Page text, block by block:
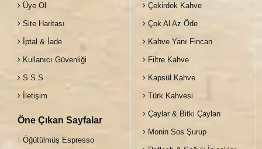
Üye Ol
Site Haritası
İptal & İade
Kullanıcı Güvenliği
S.S.S
İletişim
Öne Çıkan Sayfalar
Öğütülmüş Espresso
Çekirdek Kahve
Çok Al Az Öde
Kahve Yanı Fincan
Filtre Kahve
Kapsül Kahve
Türk Kahvesi
Çaylar & Bitki Çayları
Monin Sos Şurup